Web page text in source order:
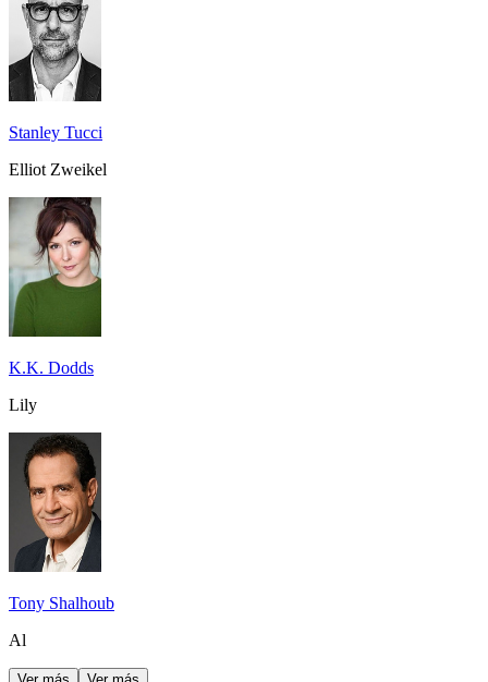
Stanley Tucci
Elliot Zweikel
K.K. Dodds
Lily
Tony Shalhoub
Al